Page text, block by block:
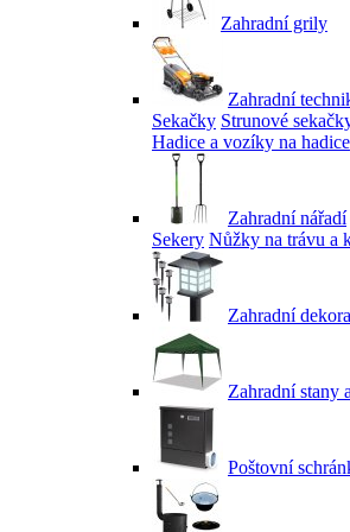
Zahradní grily
Zahradní
Sekačky Strunové
Hadice a vozíky na hadice
Zahradní nářadí
Sekery Nůžky na trávu a
Zahradní
Zahradní stany
Poštovní